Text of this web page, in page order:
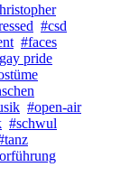
#csd
#faces
pride
#open-air
#schwul